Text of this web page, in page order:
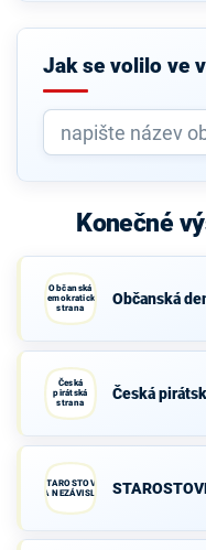
Jak se volilo ve
Konečné
Občanská
demokratická
strana
Občanská
Česká
pirátská
strana
Česká
STAROSTOVÉ
A NEZÁVISLÍ